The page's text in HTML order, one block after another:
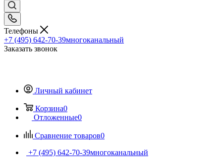
Телефоны
+7 (495) 642-70-39многоканальный
Заказать звонок
Личный кабинет
Корзина0
Отложенные0
Сравнение товаров0
+7 (495) 642-70-39многоканальный